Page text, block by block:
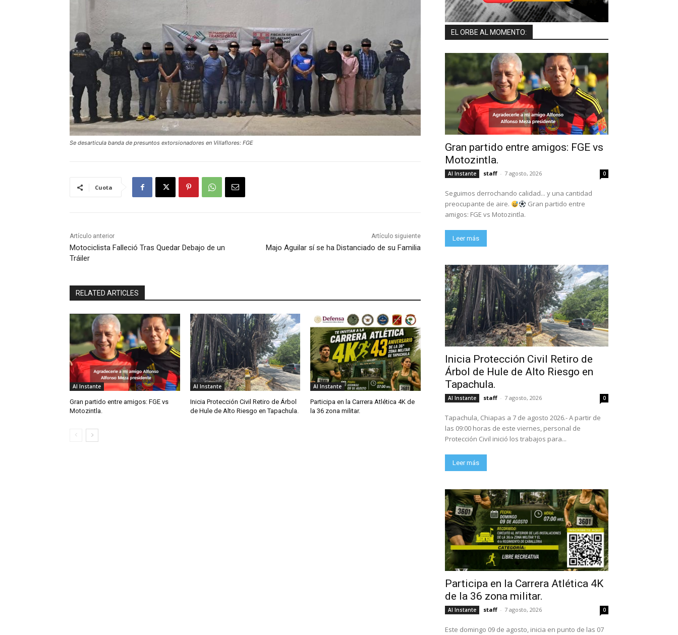
Se desarticula banda de presuntos extorsionadores en Villaflores: FGE
Cuota
Artículo anterior
Motociclista Falleció Tras Quedar Debajo de un
Tráiler
Artículo siguiente
Majo Aguilar sí se ha Distanciado de su Familia
RELATED ARTICLES
Al Instante
Gran partido entre amigos: FGE vs
Motozintla.
Al Instante
Inicia Protección Civil Retiro de Árbol
de Hule de Alto Riesgo en Tapachula.
Al Instante
Participa en la Carrera Atlética 4K de
la 36 zona militar.
EL ORBE AL MOMENTO:
Gran partido entre amigos: FGE vs
Motozintla.
Al Instante staff - 7 agosto, 2026 0
Seguimos derrochando calidad... y una cantidad
preocupante de aire.
Gran partido entre
amigos: FGE vs Motozintla.
Leer más
Inicia Protección Civil Retiro de
Árbol de Hule de Alto Riesgo en
Tapachula.
Al Instante staff - 7 agosto, 2026 0
Tapachula, Chiapas a 7 de agosto 2026.- A partir de
las 09:00 horas de este viernes, personal de
Protección Civil inició los trabajos para...
Leer más
Participa en la Carrera Atlética 4K
de la 36 zona militar.
Al Instante staff - 7 agosto, 2026 0
Este domingo 09 de agosto, inicia en punto de las 07